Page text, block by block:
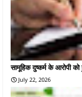
सामूहिक दुष्कर्म के आरोपी
July 22, 2026